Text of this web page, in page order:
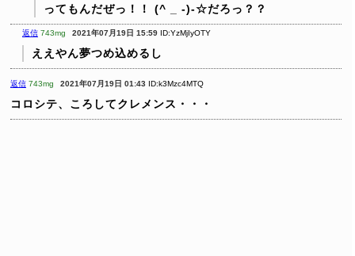
ってもんだぜっ！！ (^ _ -)-☆だろっ？？
返信 743mg 2021年07月19日 15:59 ID:YzMjIyOTY
ええやん夢つめ込めるし
返信 743mg 2021年07月19日 01:43 ID:k3Mzc4MTQ
コロシテ、ころしてクレメンス・・・